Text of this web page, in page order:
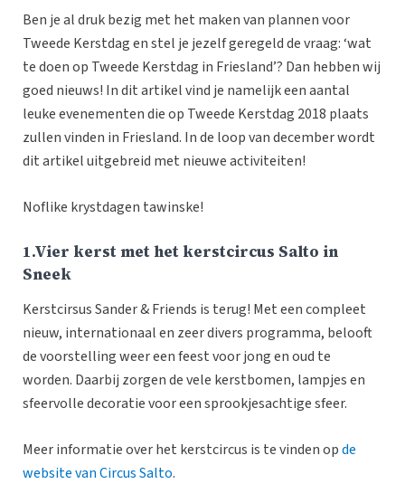
Ben je al druk bezig met het maken van plannen voor
Tweede Kerstdag en stel je jezelf geregeld de vraag: ‘wat
te doen op Tweede Kerstdag in Friesland’? Dan hebben wij
goed nieuws! In dit artikel vind je namelijk een aantal
leuke evenementen die op Tweede Kerstdag 2018 plaats
zullen vinden in Friesland. In de loop van december wordt
dit artikel uitgebreid met nieuwe activiteiten!
Noflike krystdagen tawinske!
1.Vier kerst met het kerstcircus Salto in
Sneek
Kerstcirsus Sander & Friends is terug! Met een compleet
nieuw, internationaal en zeer divers programma, belooft
de voorstelling weer een feest voor jong en oud te
worden. Daarbij zorgen de vele kerstbomen, lampjes en
sfeervolle decoratie voor een sprookjesachtige sfeer.
Meer informatie over het kerstcircus is te vinden opde
website van Circus Salto.